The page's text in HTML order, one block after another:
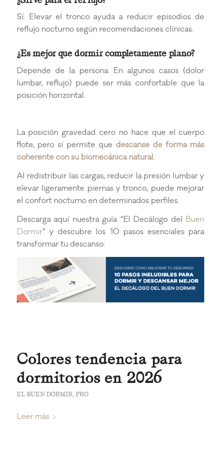
Sí. Elevar el tronco ayuda a reducir episodios de
reflujo nocturno según recomendaciones clínicas.
¿Es mejor que dormir completamente plano?
Depende de la persona. En algunos casos (dolor
lumbar, reflujo) puede ser más confortable que la
posición horizontal.
La posición gravedad cero no hace que el cuerpo
flote, pero sí permite que descanse de forma más
coherente con su biomecánica natural.
Al redistribuir las cargas, reducir la presión lumbar y
elevar ligeramente piernas y tronco, puede mejorar
el confort nocturno en determinados perfiles.
Descarga aquí nuestra guía “El Decálogo del Buen
Dormir” y descubre los 10 pasos esenciales para
transformar tu descanso:
Colores tendencia para
dormitorios en 2026
EL BUEN DORMIR,PRO
Leer más